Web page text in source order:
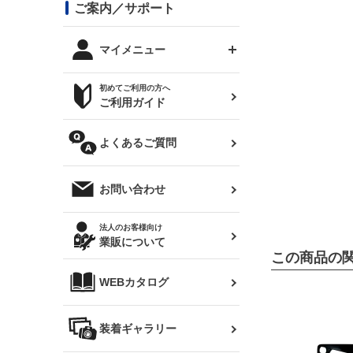
カナード
外装・補修パーツ
オリジンアーム(足回り)
レンズ
マフラー
リアウイング
リアゲート
メンテナンスパーツ
DTM:exclusive
まつど家 鉄八
JZX110 マークⅡ
ハイエース
レビン
トレノ
マークX
クラウン
クラウンマジェスタ
アリスト
シルビア S14 前期
シルビア S15
180SX
ワンビア
Z32 フェアレディZ
RX-7
スバル
BRZ
レクサス
三菱
デリカ D:5
軽自動車
汎用
コンバットアイ用ライト
オプションタイヤ
サマータイヤ
ジムニー用タイヤ
ハイエース・バン用タイ
ホイールナット
ステッカー
トップス(半袖)
トップス(長袖)
パーカー
オーバーオール(つなぎ)
タオル
帽子
バッグ
ご案内／サポート
マイメニュー
ログインする
お気に入りリスト
クーポンを見る
閲覧履歴
ニュースレターお申し込み
初めてご利用の方へ
ご利用ガイド
よくあるご質問
お問い合わせ
法人のお客様向け
業販について
WEBカタログ
装着ギャラリー
この商品の